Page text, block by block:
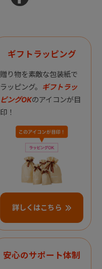
ギフトラッピング
贈り物を素敵な包装紙で
ラッピング。 ギフトラッ
ピングOKのアイコンが目
印！
詳しくはこちら
安心のサポート体制